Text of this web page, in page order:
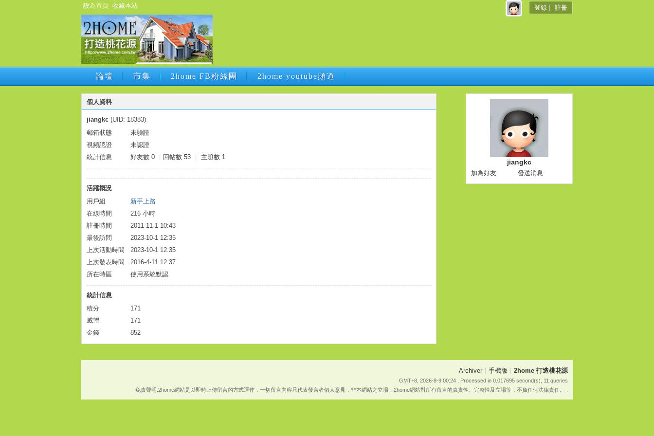
設為首頁 收藏本站 登錄 註冊
論壇 市集 2home FB粉絲團 2home youtube頻道
論壇 市集 2home FB粉絲團 2home youtube頻道
個人資料
jiangkc (UID: 18383)
郵箱狀態
未驗證
視頻認證
未認證
統計信息
好友數 0 | 回帖數 53 | 主題數 1
活躍概況
用戶組
新手上路
在線時間
216 小時
註冊時間
2011-11-1 10:43
最後訪問
2023-10-1 12:35
上次活動時間
2023-10-1 12:35
上次發表時間
2016-4-11 12:37
所在時區
使用系統默認
統計信息
積分
171
威望
171
金錢
852
jiangkc
加為好友 發送消息
Archiver | 手機版 | 2home 打造桃花源
GMT+8, 2026-8-9 00:24 , Processed in 0.017695 second(s), 11 queries
免責聲明:2home網站是以即時上傳留言的方式運作，一切留言內容只代表發言者個人意見，非本網站之立場，2home網站對所有留言的真實性、完整性及立場等，不負任何法律責任。 .